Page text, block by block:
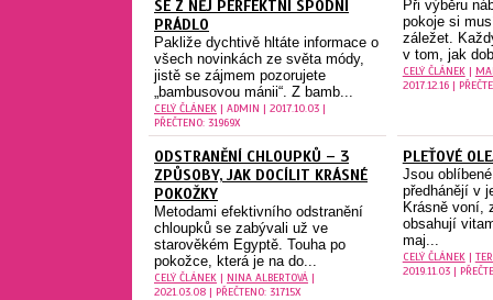
SE Z NĚJ PERFEKTNÍ SPODNÍ
PRÁDLO
Pakliže dychtivě hltáte informace o
všech novinkách ze světa módy,
jistě se zájmem pozorujete
„bambusovou mánii“. Z bamb...
CELÝ ČLÁNEK | ADMIN | 2017.10.03 |
PŘEČTENO: 31969X
Při výběru
pokoje si
záležet.
v tom, jak
CELÝ ČLÁNEK|
2017.12.16 |
ODSTRANĚNÍ CHLOUPKŮ – 3
ZPŮSOBY, JAK DOCÍLIT KRÁSNÉ
POKOŽKY
Metodami efektivního odstranění
chloupků se zabývali už ve
starověkém Egyptě. Touha po
pokožce, která je na do...
CELÝ ČLÁNEK | NINA ALBERTOVÁ |
2021.03.08 | PŘEČTENO: 31715X
PLEŤOVÉ
Jsou
předhánějí v
Krásně voní,
obsahují
maj...
CELÝ ČLÁNEK|
2019.11.03 |